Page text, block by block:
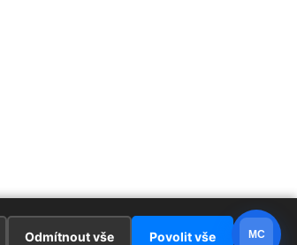
Odmítnout vše Povolit vše MC